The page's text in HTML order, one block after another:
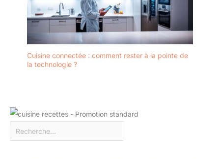
Cuisine connectée : comment rester à la pointe de
la technologie ?